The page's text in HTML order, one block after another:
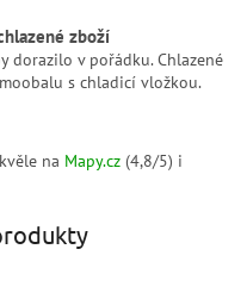
zboží
dorazilo v pořádku. Chlazené
s chladicí vložkou.
na Mapy.cz (4,8/5) i